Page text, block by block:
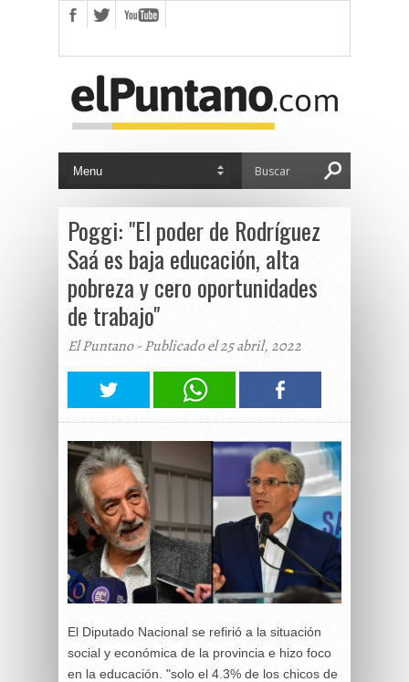
Poggi: "El poder de Rodríguez
Saá es baja educación, alta
pobreza y cero oportunidades
de trabajo"
El Puntano - Publicado el 25 abril, 2022
El Diputado Nacional se refirió a la situación
social y económica de la provincia e hizo foco
en la educación. "solo el 4.3% de los chicos de